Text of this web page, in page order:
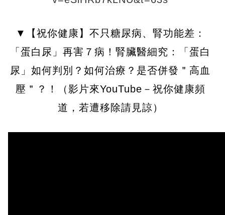
▼【祝你健康】不只糖尿病、腎功能差：
「蛋白尿」再害７病！腎臟醫細究：「蛋白
尿」如何判別？如何治療？是否併發＂高血
壓＂？！（影片來YouTube－祝你健康頻
道，若遭移除請見諒）